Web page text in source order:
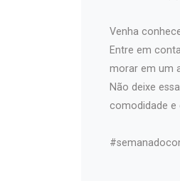
Venha
Entre em
morar em um
Não deixe
comodidade e